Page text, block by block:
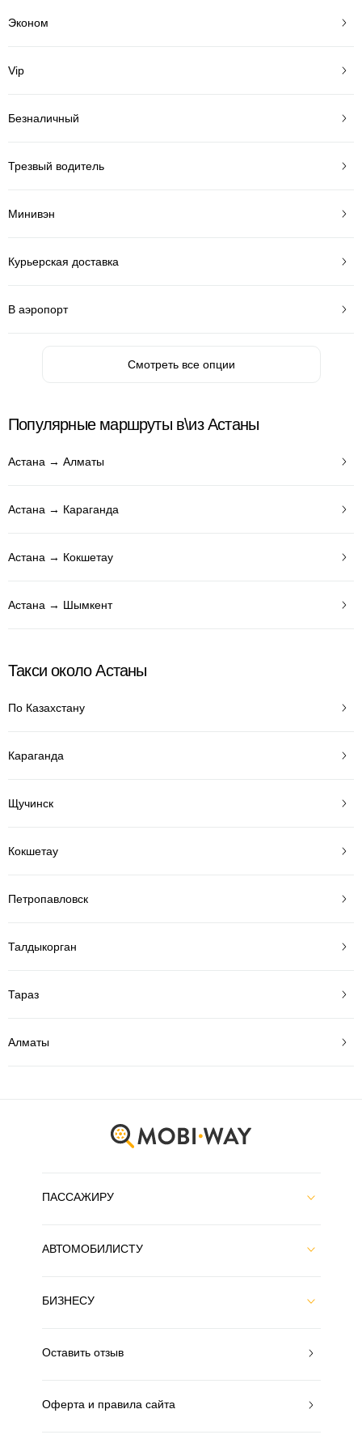
Эконом
Vip
Безналичный
Трезвый водитель
Минивэн
Курьерская доставка
В аэропорт
Смотреть все опции
Популярные маршруты в\из Астаны
Астана → Алматы
Астана → Караганда
Астана → Кокшетау
Астана → Шымкент
Такси около Астаны
По Казахстану
Караганда
Щучинск
Кокшетау
Петропавловск
Талдыкорган
Тараз
Алматы
ПАССАЖИРУ
АВТОМОБИЛИСТУ
БИЗНЕСУ
Оставить отзыв
Оферта и правила сайта